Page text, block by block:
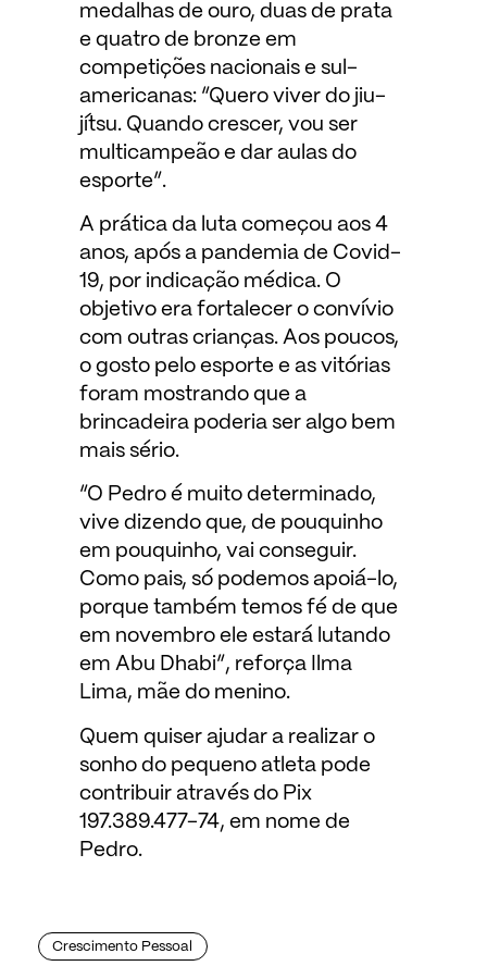
medalhas de ouro, duas de prata
e quatro de bronze em
competições nacionais e sul-
americanas: “Quero viver do jiu-
jítsu. Quando crescer, vou ser
multicampeão e dar aulas do
esporte”.
A prática da luta começou aos 4
anos, após a pandemia de Covid-
19, por indicação médica. O
objetivo era fortalecer o convívio
com outras crianças. Aos poucos,
o gosto pelo esporte e as vitórias
foram mostrando que a
brincadeira poderia ser algo bem
mais sério.
“O Pedro é muito determinado,
vive dizendo que, de pouquinho
em pouquinho, vai conseguir.
Como pais, só podemos apoiá-lo,
porque também temos fé de que
em novembro ele estará lutando
em Abu Dhabi”, reforça Ilma
Lima, mãe do menino.
Quem quiser ajudar a realizar o
sonho do pequeno atleta pode
contribuir através do Pix
197.389.477-74, em nome de
Pedro.
Crescimento Pessoal